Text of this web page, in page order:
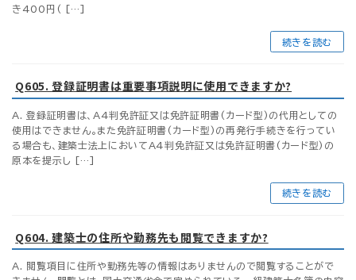
き400円( […]
続きを読む
Q605. 登録証明書は重要事項説明に使用できますか?
A. 登録証明書は、A4判免許証又は免許証明書(カード型)の代用としての
使用はできません。また免許証明書(カード型)の再発行手続きを行ってい
る場合も、建築士法上においてA4判免許証又は免許証明書(カード型)の
原本を提示し […]
続きを読む
Q604. 建築士の住所や勤務先も閲覧できますか?
A. 閲覧項目に住所や勤務先等の情報はありませんので閲覧することがで